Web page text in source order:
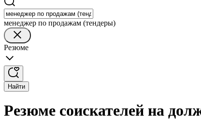
менеджер по продажам (тендеры)
Резюме
Найти
Резюме соискателей на